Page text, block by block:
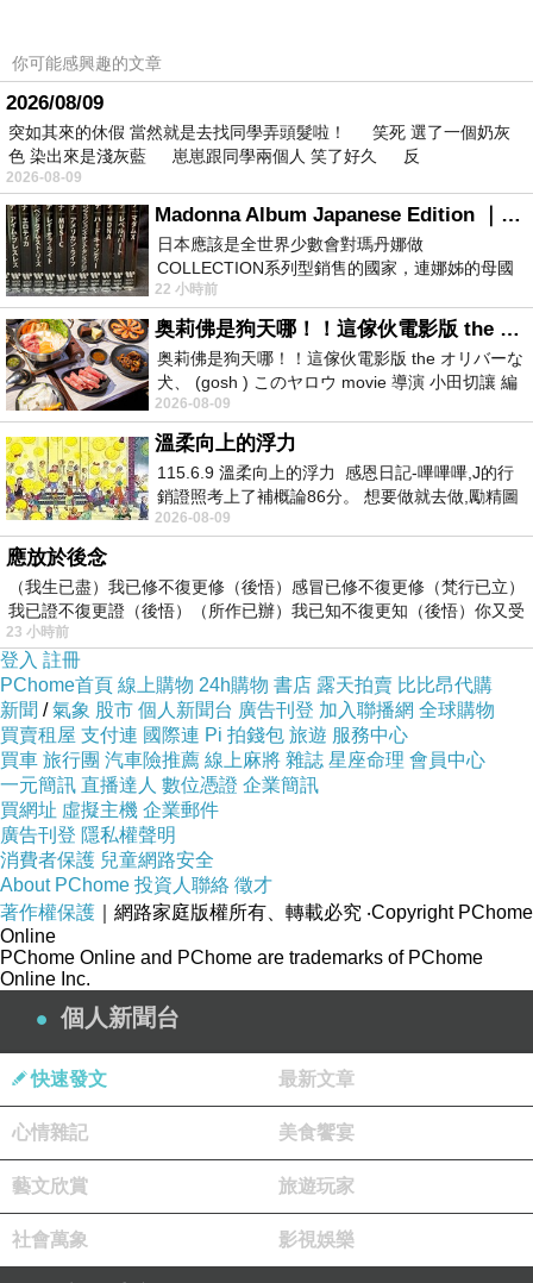
經常回憶金武烈不為人知的過往，開頭就以家裡
有錢的學生經常霸凌別人，金武烈處理的方法就
是以暴制暴，連以為是議員就可以無法無天的老
爸都一併處理頗大快人心。
之後每一集以一個個案為主，像是其中一集整個
學校根本就是流氓學校無法無天，金武烈以暴制
暴果然有用，或許是老師遭到女學生、家長霸凌
威脅，呈現出現在老師難為，或者是詐騙、毒品
進入校園等議題，之後告訴觀眾金武烈過去的秘
密，金武烈飾演的老師頗適合他，女主角秦基周
過去多半飾演比較小家碧玉的角色，這次飾演過
去遭到霸凌因此對霸凌感到極度厭惡的女老師形
象與過去大相逕庭，綠葉李星民或者是表志勳都
有不錯的演出。
韓劇鐵拳教育講述校園裡的尊重風氣蕩然無存，
小組的督察們，被派往問題學校處理失序行為，
用強硬但充滿時代感的手段，試著重建校園秩序
與教育權威！使出課本不會教的手段，犀利果
斷、直截了當地恢復秩序。根據同名漫畫改編，
畢竟是漫畫改編，故事有點誇張了一些，老師採
取以暴制暴的方式對於一些無法用講理的學生家
長頗大快人心，故事拍得頗熱血，整體來說可以
欣賞的韓劇。
上一篇： 韓劇浪漫的絕對值 Absolute Value of Romance로맨스의 절댓값 2026
你可能感興趣的文章
2026/08/09
突如其來的休假 當然就是去找同學弄頭髮啦！ 笑死 選了一個奶灰
色 染出來是淺灰藍 崽崽跟同學兩個人 笑了好久 反
2026-08-09
Madonna Album Japanese Edition ｜瑪丹娜專輯們2026年日本版重發系列
日本應該是全世界少數會對瑪丹娜做
COLLECTION系列型銷售的國家，連娜姊的母國
美國都沒對她這樣過，這全拜在他們到現在唱片
22 小時前
奥莉佛是狗天哪！！這傢伙電影版 the オリバーな犬、 (gosh ) このヤロウ movie
奥莉佛是狗天哪！！這傢伙電影版 the オリバーな
犬、 (gosh ) このヤロウ movie 導演 小田切讓 編
劇: 小田切讓 主演: 小田切讓
2026-08-09
溫柔向上的浮力
115.6.9 溫柔向上的浮力 感恩日記-嗶嗶嗶,J的行
銷證照考上了補概論86分。 想要做就去做,勵精圖
治大成功,也是表法,堅持和努力
2026-08-09
應放於後念
（我生已盡）我已修不復更修（後悟）感冒已修不復更修（梵行已立）
我已證不復更證（後悟）（所作已辦）我已知不復更知（後悟）你又受
23 小時前
登入 註冊
PChome首頁 線上購物 24h購物 書店 露天拍賣 比比昂代購
新聞 /氣象 股市 個人新聞台 廣告刊登 加入聯播網 全球購物
買賣租屋 支付連 國際連 Pi 拍錢包 旅遊 服務中心
買車 旅行團 汽車險推薦 線上麻將 雜誌 星座命理 會員中心
一元簡訊 直播達人 數位憑證 企業簡訊
買網址 虛擬主機 企業郵件
廣告刊登 隱私權聲明
消費者保護 兒童網路安全
About PChome 投資人聯絡 徵才
著作權保護 ｜網路家庭版權所有、轉載必究 ‧Copyright PChome
Online
PChome Online and PChome are trademarks of PChome
Online Inc.
個人新聞台
快速發文 最新文章
心情雜記 美食饗宴
藝文欣賞 旅遊玩家
社會萬象 影視娛樂